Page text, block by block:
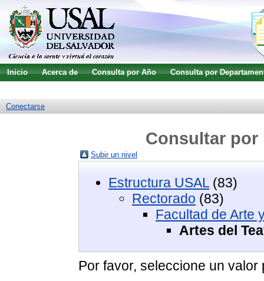
Inicio Acerca de Consulta por Año
Consulta por
Conectarse
Consultar
Subir un nivel
Estructura USAL (83)
Rectorado (83)
Facultad de Arte
Artes del
Por favor, seleccione un